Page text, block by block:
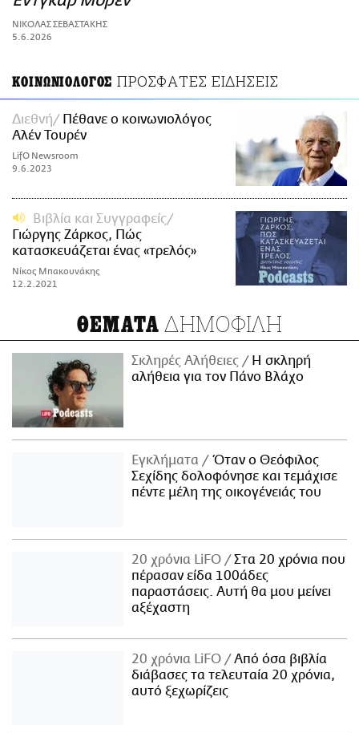
ΑΜΠΑ
PRINT
ΝΙΚΟΛΑΣ ΣΕΒΑΣΤΑΚΗΣ
5.6.2026
ΚΟΙΝΩΝΙΟΛΟΓΟΣ ΠΡΟΣΦΑΤΕΣ ΕΙΔΗΣΕΙΣ
Διεθνή
Πέθανε ο κοινωνιολόγος
Αλέν Τουρέν
LifO Newsroom
9.6.2023
Βιβλία και Συγγραφείς
Γιώργης Ζάρκος, Πώς
κατασκευάζεται ένας «τρελός»
Νίκος Μπακουνάκης
12.2.2021
ΘΕΜΑΤΑ ΔΗΜΟΦΙΛΗ
Σκληρές Αλήθειες
H σκληρή
αλήθεια για τον Πάνο Βλάχο
Εγκλήματα
Όταν ο Θεόφιλος
Σεχίδης δολοφόνησε και τεμάχισε
πέντε μέλη της οικογένειάς του
20 χρόνια LiFO
Στα 20 χρόνια που
πέρασαν είδα 100άδες
παραστάσεις. Αυτή θα μου μείνει
αξέχαστη
20 χρόνια LiFO
Από όσα βιβλία
διάβασες τα τελευταία 20 χρόνια,
αυτό ξεχωρίζεις